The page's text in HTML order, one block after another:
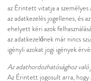
az Érintett vitatja a személyes
az adatkezelés jogellenes, és
ehelyett kéri azok
az adatkezelőnek már nincs
igényli azokat jogi igények
Az adathordozhatósághoz való
Az Érintett jogosult arra, hogy